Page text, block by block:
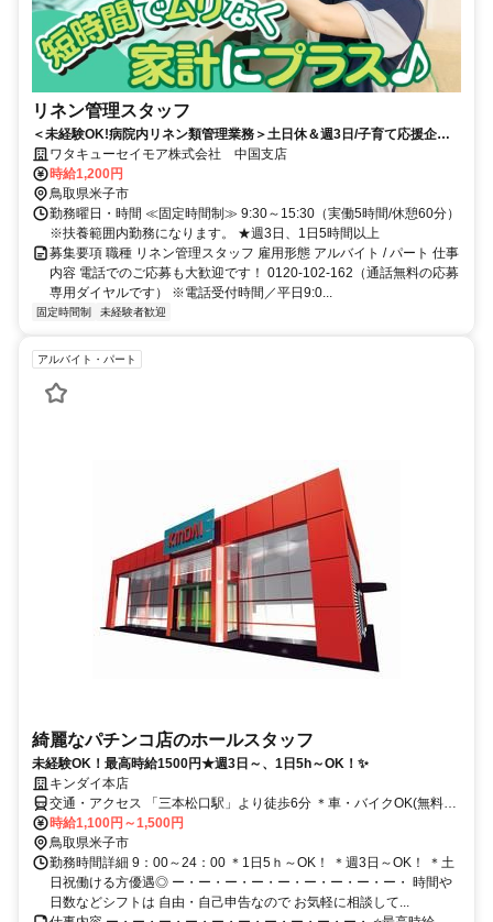
リネン管理スタッフ
＜未経験OK!病院内リネン類管理業務＞土日休＆週3日/子育て応援企業/
マイカー通勤可♪
ワタキューセイモア株式会社 中国支店
時給1,200円
鳥取県米子市
勤務曜日・時間 ≪固定時間制≫ 9:30～15:30（実働5時間/休憩60分）
※扶養範囲内勤務になります。 ★週3日、1日5時間以上
募集要項 職種 リネン管理スタッフ 雇用形態 アルバイト / パート 仕事
内容 電話でのご応募も大歓迎です！ 0120-102-162（通話無料の応募
専用ダイヤルです） ※電話受付時間／平日9:0...
固定時間制 未経験者歓迎
アルバイト・パート
綺麗なパチンコ店のホールスタッフ
未経験OK！最高時給1500円★週3日～、1日5h～OK！✨
キンダイ本店
交通・アクセス 「三本松口駅」より徒歩6分 ＊車・バイクOK(無料P
有)
時給1,100円～1,500円
鳥取県米子市
勤務時間詳細 9：00～24：00 ＊1日5ｈ～OK！ ＊週3日～OK！ ＊土
日祝働ける方優遇◎ ー・ー・ー・ー・ー・ー・ー・ー・ー・ 時間や
日数などシフトは 自由・自己申告なので お気軽に相談して...